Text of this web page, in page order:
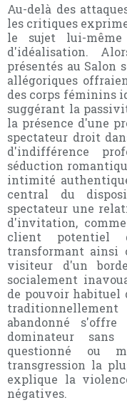
Au-delà des
les critiques
le sujet lui-
d'idéalisation.
présentés au Salon
allégoriques
des corps féminins
suggérant la
la présence d'une
spectateur droit
d'indifférence
séduction
intimité
central du
spectateur une
d'invitation,
client
transformant ainsi
visiteur d'un
socialement
de pouvoir habituel
abandonné
dominateur
questionné ou
transgression la
explique la
négatives.